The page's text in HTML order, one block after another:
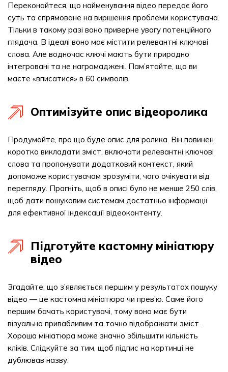
Переконайтеся, що найменування відео передає його
суть та спрямоване на вирішення проблеми користувача.
Тільки в такому разі воно приверне увагу потенційного
глядача. В ідеалі воно має містити релевантні ключові
слова. Але водночас ключі мають бути природно
інтегровані та не нагромаджені. Пам’ятайте, що ви
маєте «вписатися» в 60 символів.
Оптимізуйте опис відеоролика
Продумайте, про що буде опис для ролика. Він повинен
коротко викладати зміст, включати релевантні ключові
слова та пропонувати додатковий контекст, який
допоможе користувачам зрозуміти, чого очікувати від
перегляду. Прагніть, щоб в описі було не менше 250 слів,
щоб дати пошуковим системам достатньо інформації
для ефективної індексації відеоконтенту.
Підготуйте кастомну мініатюру
відео
Згадайте, що з’являється першим у результатах пошуку
відео — це кастомна мініатюра чи прев’ю. Саме його
першим бачать користувачі, тому воно має бути
візуально привабливим та точно відображати зміст.
Хороша мініатюра може значно збільшити кількість
кліків. Слідкуйте за тим, щоб підпис на картинці не
дублював назву.